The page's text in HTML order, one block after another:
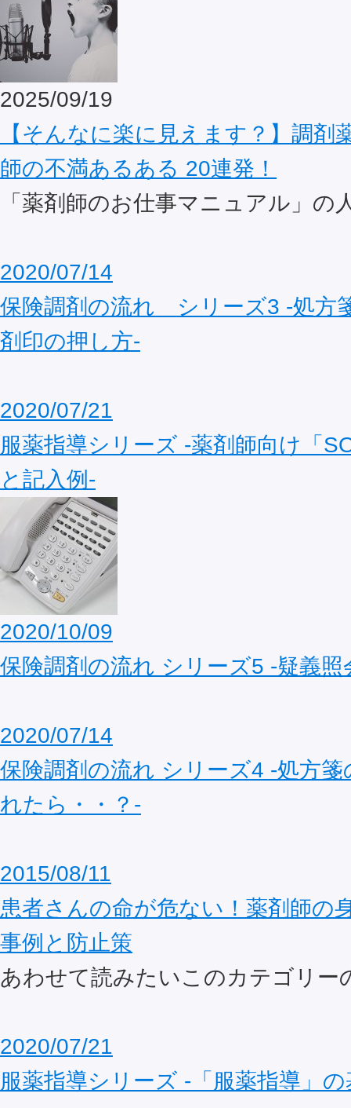
2025/09/19
【そんなに楽に見えます？】調剤
師の不満あるある 20連発！
「薬剤師のお仕事マニュアル」の
2020/07/14
保険調剤の流れ シリーズ3 ‐処方
剤印の押し方‐
2020/07/21
服薬指導シリーズ ‐薬剤師向け「
と記入例‐
2020/10/09
保険調剤の流れ シリーズ5 ‐疑義照
2020/07/14
保険調剤の流れ シリーズ4 ‐処方
れたら・・？‐
2015/08/11
患者さんの命が危ない！薬剤師の
事例と防止策
あわせて読みたいこのカテゴリー
2020/07/21
服薬指導シリーズ ‐「服薬指導」の